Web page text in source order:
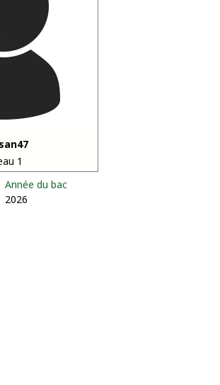
1
Année du bac
2026